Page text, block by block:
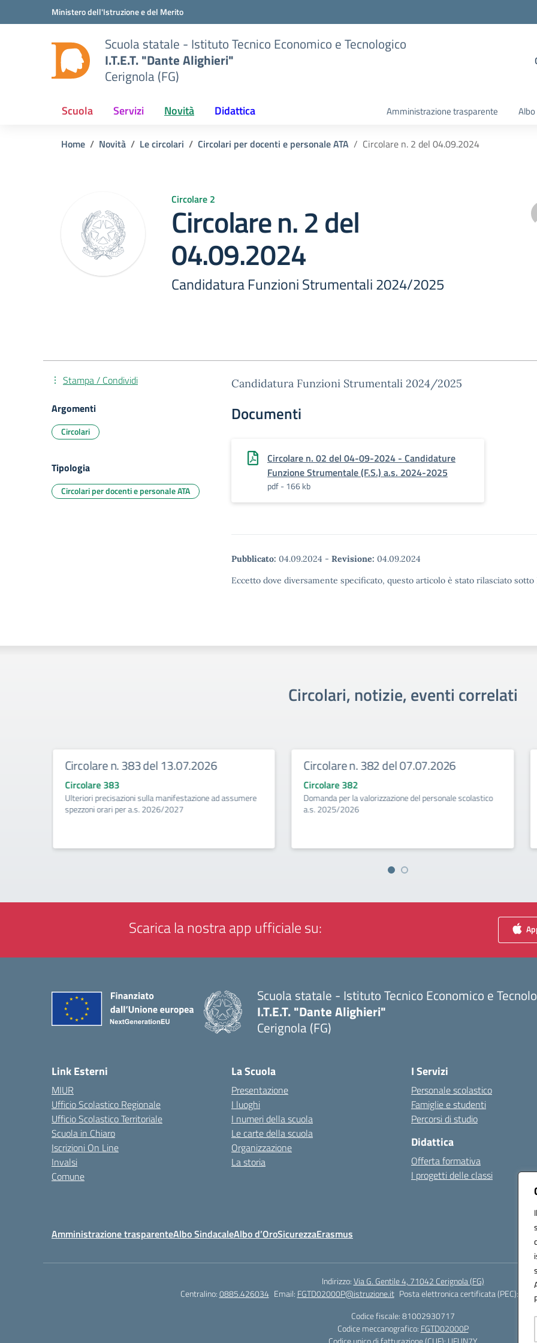
Vai ai contenuti
Vai al menu di navigazioneMinistero dell'Istruzione e del Merito
Scuola statale - Istituto Tecnico Economico e Tecnologico
I.T.E.T. "Dante Alighieri"
Cerignola (FG)
Scuola Servizi Novità Didattica Amministrazione trasparente
Home Novità Le circolari Circolari per docenti e personale ATA Circolare n. 2 del 04.09.2024
Circolare 2
Circolare n. 2 del
04.09.2024
Candidatura Funzioni Strumentali 2024/2025
Candidatura Funzioni Strumentali 2024/2025
Documenti
Circolare n. 02 del 04-09-2024 - Candidature
Funzione Strumentale (F.S.) a.s. 2024-2025
pdf - 166 kb
Pubblicato: 04.09.2024 - Revisione: 04.09.2024
Eccetto dove diversamente specificato, questo articolo è stato rilasciato
Stampa / Condividi
Argomenti
Circolari
Tipologia
Circolari per docenti e personale ATA
Circolari, notizie, eventi correlati
Circolare n. 383 del 13.07.2026
Circolare 383
Ulteriori precisazioni sulla manifestazione ad assumere
spezzoni orari per a.s. 2026/2027
Circolare n. 382 del 07.07.2026
Circolare 382
Domanda per la valorizzazione del personale scolastico
a.s. 2025/2026
Scarica la nostra app ufficiale su:
Scuola statale - Istituto Tecnico Economico e
I.T.E.T. "Dante Alighieri"
Cerignola (FG)
Link Esterni
MIUR
Ufficio Scolastico Regionale
Ufficio Scolastico Territoriale
Scuola in Chiaro
Iscrizioni On Line
Invalsi
Comune
La Scuola
Presentazione
I luoghi
I numeri della scuola
Le carte della scuola
Organizzazione
La storia
I Servizi
Personale scolastico
Famiglie e studenti
Percorsi di studio
Didattica
Offerta formativa
I progetti delle classi
Amministrazione trasparenteAlbo SindacaleAlbo d’OroSicurezzaErasmus
Indirizzo:Via G. Gentile 4, 71042 Cerignola (FG)
Centralino:0885.426034 Email: FGTD02000P@istruzione.it Posta elettronica certificata (PEC):
Codice fiscale: 81002930717
Codice meccanografico: FGTD02000P